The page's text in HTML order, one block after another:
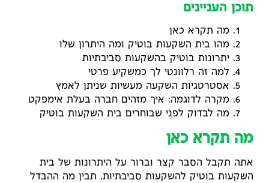
תוכן העניינים
מה תקרא כאן
מהו בית השקעות בוטיק ומה היתרון שלו
יתרונות בוטיק בהשקעות סביבתיות
למה זה רלוונטי לך כמשקיע פרטי
אסטרטגיות השקעה מעשיות שניתן לאמץ
מקרה לדוגמה: איך מזהים חברה בעלת אימפקט
מה לבדוק לפני שבוחרים בית השקעות בוטיק
מה תקרא כאן
אתה תקבל הסבר קצר וברור על היתרונות של בית
השקעות בוטיק להשקעות סביבתיות. תבין מה ההבדל